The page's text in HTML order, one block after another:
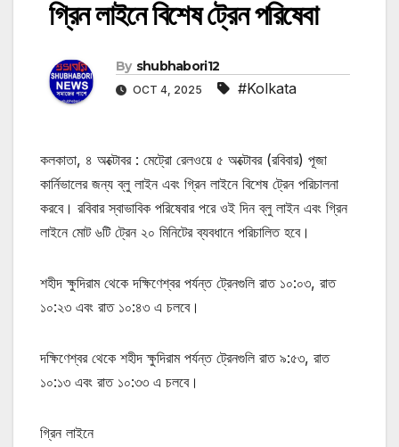
গ্রিন লাইনে বিশেষ ট্রেন পরিষেবা
By shubhabori12
OCT 4, 2025 #Kolkata
কলকাতা, ৪ অক্টোবর : মেট্রো রেলওয়ে ৫ অক্টোবর (রবিবার) পূজা
কার্নিভালের জন্য ব্লু লাইন এবং গ্রিন লাইনে বিশেষ ট্রেন পরিচালনা
করবে। রবিবার স্বাভাবিক পরিষেবার পরে ওই দিন ব্লু লাইন এবং গ্রিন
লাইনে মোট ৬টি ট্রেন ২০ মিনিটের ব্যবধানে পরিচালিত হবে।
শহীদ ক্ষুদিরাম থেকে দক্ষিণেশ্বর পর্যন্ত ট্রেনগুলি রাত ১০:০৩, রাত
১০:২৩ এবং রাত ১০:৪৩ এ চলবে।
দক্ষিণেশ্বর থেকে শহীদ ক্ষুদিরাম পর্যন্ত ট্রেনগুলি রাত ৯:৫৩, রাত
১০:১৩ এবং রাত ১০:৩৩ এ চলবে।
গ্রিন লাইনে